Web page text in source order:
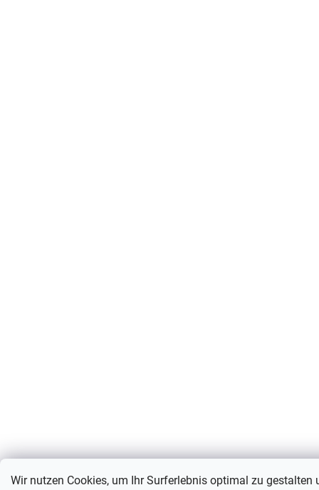
Wir nutzen Cookies, um Ihr Surferlebnis optimal zu gestalten